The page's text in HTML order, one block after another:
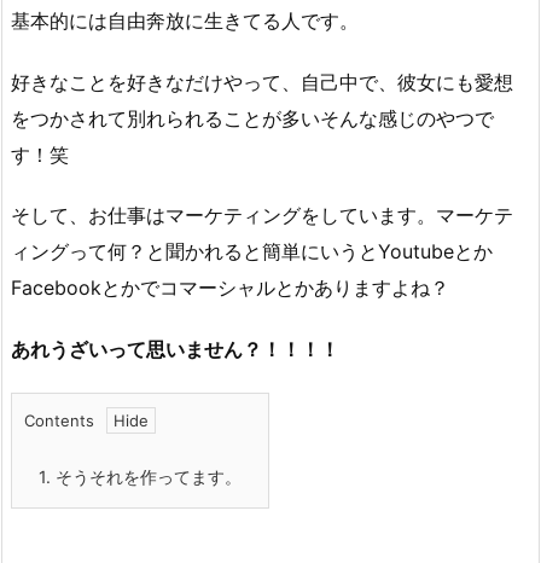
基本的には自由奔放に生きてる人です。
好きなことを好きなだけやって、自己中で、彼女にも愛想
をつかされて別れられることが多いそんな感じのやつで
す！笑
そして、お仕事はマーケティングをしています。マーケテ
ィングって何？と聞かれると簡単にいうとYoutubeとか
Facebookとかでコマーシャルとかありますよね？
あれうざいって思いません？！！！！
Contents
1. そうそれを作ってます。